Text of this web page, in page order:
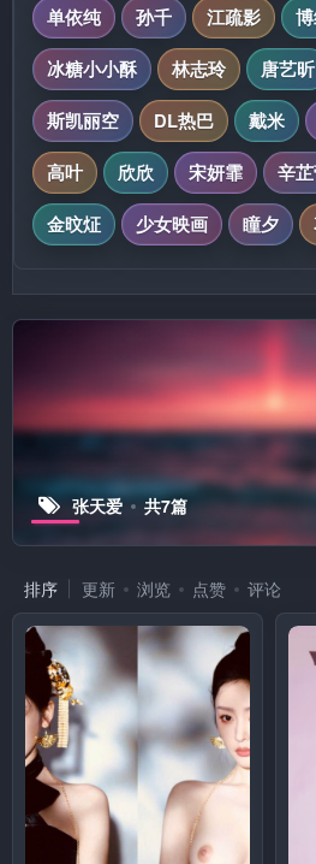
单依纯
孙千 江疏影
冰糖小小酥
林志玲 唐艺昕
斯凯丽空
DL热巴 戴米
高叶
欣欣 宋妍霏 辛
金旼炡
少女映画 瞳夕
张天爱 共7篇
排序 更新 浏览 点赞 评论